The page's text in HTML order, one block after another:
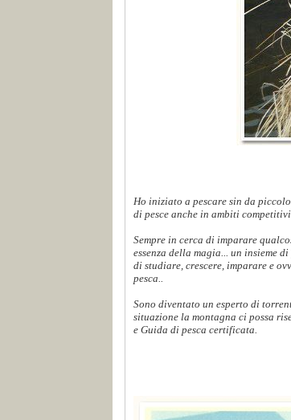
Ho iniziato a pescare sin da
di pesce anche in ambiti
Sempre in cerca di imparare
essenza della magia... un insieme
di studiare, crescere, imparare e
pesca..
Sono diventato un esperto di
situazione la montagna ci possa
e Guida di pesca certificata.